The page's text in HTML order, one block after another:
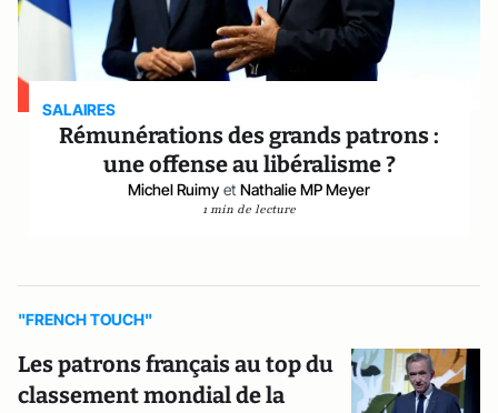
SALAIRES
Rémunérations des grands patrons :
une offense au libéralisme ?
Michel Ruimy et Nathalie MP Meyer
1 min de lecture
"FRENCH TOUCH"
Les patrons français au top du
classement mondial de la